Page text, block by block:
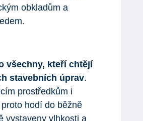
obkladům a
všechny, kteří chtějí
stavebních úprav.
prostředkům i
hodí do běžně
vystaveny vlhkosti a